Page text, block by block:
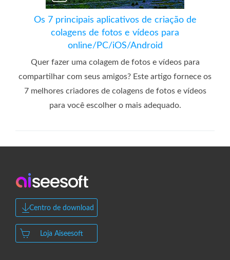
Os 7 principais aplicativos de criação de
colagens de fotos e vídeos para
online/PC/iOS/Android
Quer fazer uma colagem de fotos e vídeos para
compartilhar com seus amigos? Este artigo fornece os
7 melhores criadores de colagens de fotos e vídeos
para você escolher o mais adequado.
Centro de download
Loja Aiseesoft